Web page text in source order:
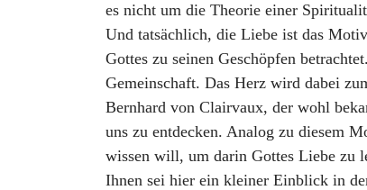
es nicht um die Theorie einer
Und tatsächlich, die Liebe ist das
Gottes zu seinen Geschöpfen
Gemeinschaft. Das Herz wird dabei
Bernhard von Clairvaux, der wohl
uns zu entdecken. Analog zu diesem
wissen will, um darin Gottes Liebe zu
Ihnen sei hier ein kleiner Einblick in